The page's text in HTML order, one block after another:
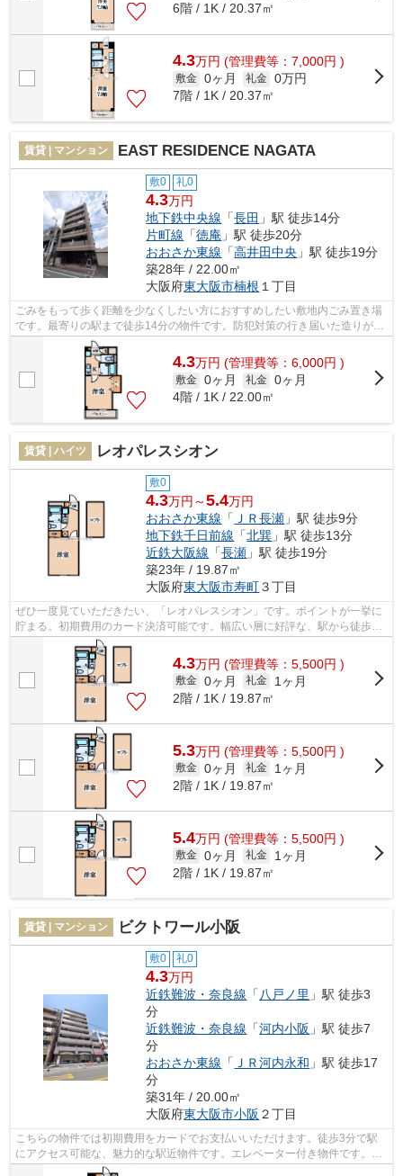
6階 / 1K / 20.37㎡
4.3万円 (管理費等：7,000円 )
敷金 0ヶ月 礼金 0万円
7階 / 1K / 20.37㎡
賃貸 | マンション EAST RESIDENCE NAGATA
敷0 礼0
4.3万円
地下鉄中央線 「長田 」駅 徒歩14分
片町線 「徳庵 」駅 徒歩20分
おおさか東線 「高井田中央 」駅 徒歩19分
築28年 / 22.00㎡
大阪府東大阪市楠根 １丁目
ごみをもって歩く距離を少なくしたい方におすすめしたい敷地内ごみ置き場
です。最寄りの駅まで徒歩14分の物件です。防犯対策の行き届いた造りがポ
イント。2駅利用可能な物件なので行動...
4.3万円 (管理費等：6,000円 )
敷金 0ヶ月 礼金 0ヶ月
4階 / 1K / 22.00㎡
賃貸 | ハイツ レオパレスシオン
敷0
4.3万円～5.4万円
おおさか東線 「 ＪＲ長瀬 」駅 徒歩9分
地下鉄千日前線 「北巽 」駅 徒歩13分
近鉄大阪線 「長瀬 」駅 徒歩19分
築23年 / 19.87㎡
大阪府東大阪市寿町３丁目
ぜひ一度見ていただきたい、「レオパレスシオン」です。ポイントが一挙に
貯まる。初期費用のカード決済可能です。幅広い層に好評な、駅から徒歩9
分に立地する物件です。ニーズが高まっ...
4.3万円 (管理費等：5,500円 )
敷金 0ヶ月 礼金
1ヶ月
2階 / 1K / 19.87㎡
5.3万円 (管理費等：5,500円 )
敷金 0ヶ月 礼金
1ヶ月
2階 / 1K / 19.87㎡
5.4万円 (管理費等：5,500円 )
敷金 0ヶ月 礼金
1ヶ月
2階 / 1K / 19.87㎡
賃貸 | マンション ビクトワール小阪
敷0 礼0
4.3万円
近鉄難波・奈良線 「 八戸ノ里 」駅 徒歩3
分
近鉄難波・奈良線 「河内小阪 」駅 徒歩7
分
おおさか東線 「 ＪＲ河内永和 」駅 徒歩17
分
築31年 / 20.00㎡
大阪府東大阪市小阪 ２丁目
こちらの物件では初期費用をカードでお支払いいただけます。徒歩3分で駅
にアクセス可能な、魅力的な駅近物件です。エレベーター付き物件です。こ
ちらはマンションタイプになります。当...